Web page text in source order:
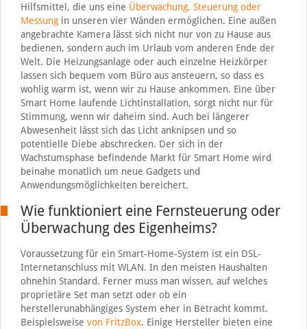
Hilfsmittel, die uns eine Überwachung, Steuerung oder
Messungin unseren vier Wänden ermöglichen. Eine außen
angebrachte Kamera lässt sich nicht nur von zu Hause aus
bedienen, sondern auch im Urlaub vom anderen Ende der
Welt. Die Heizungsanlage oder auch einzelne Heizkörper
lassen sich bequem vom Büro aus ansteuern, so dass es
wohlig warm ist, wenn wir zu Hause ankommen. Eine über
Smart Home laufende Lichtinstallation, sorgt nicht nur für
Stimmung, wenn wir daheim sind. Auch bei längerer
Abwesenheit lässt sich das Licht anknipsen und so
potentielle Diebe abschrecken. Der sich in der
Wachstumsphase befindende Markt für Smart Home wird
beinahe monatlich um neue Gadgets und
Anwendungsmöglichkeiten bereichert.
Wie funktioniert eine Fernsteuerung oder
Überwachung des Eigenheims?
Voraussetzung für ein Smart-Home-System ist ein DSL-
Internetanschluss mit WLAN. In den meisten Haushalten
ohnehin Standard. Ferner muss man wissen, auf welches
proprietäre Set man setzt oder ob ein
herstellerunabhängiges System eher in Betracht kommt.
Beispielsweise von FritzBox. Einige Hersteller bieten eine